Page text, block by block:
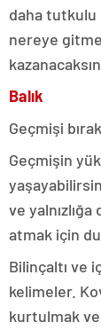
daha tutkulu
nereye
kazanacaksın.
Balık
Geçmişi
Geçmişin
ve
atmak için
Bilinçaltı ve
kelimeler.
kurtulmak